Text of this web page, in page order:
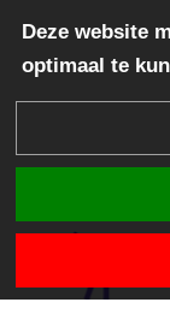
Deze website
optimaal te